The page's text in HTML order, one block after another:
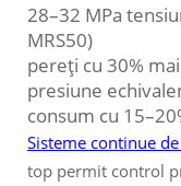
28–32 MPa
MRS50)
pereți cu 30%
presiune
consum cu
Sisteme continue
top permit control